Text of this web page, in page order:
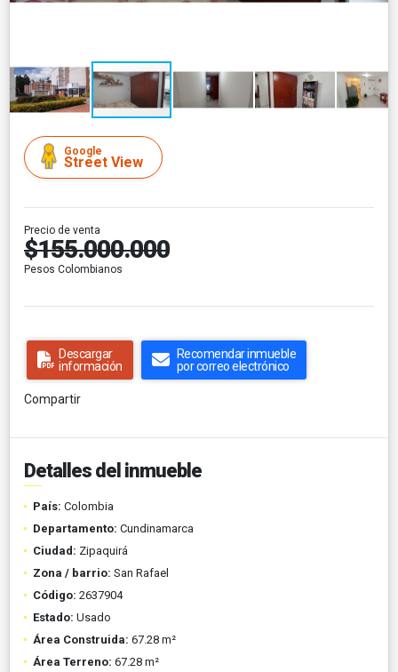
Google
Street View
Precio de venta
$155.000.000
Pesos Colombianos
Descargar
información
Recomendar inmueble
por correo electrónico
Compartir
Detalles del inmueble
País: Colombia
Departamento: Cundinamarca
Ciudad: Zipaquirá
Zona / barrio: San Rafael
Código: 2637904
Estado: Usado
Área Construida: 67.28 m²
Área Terreno: 67.28 m²